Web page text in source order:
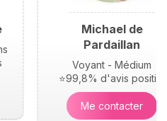
Michael de
Pardaillan
Voyant - Médium
⭐99,8% d'avis positifs
Me contacter